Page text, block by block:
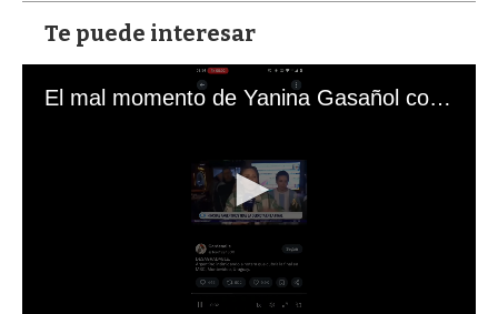
Te puede interesar
El mal momento de Yanina Gasañol con un hincha argentino en "Subrayado"